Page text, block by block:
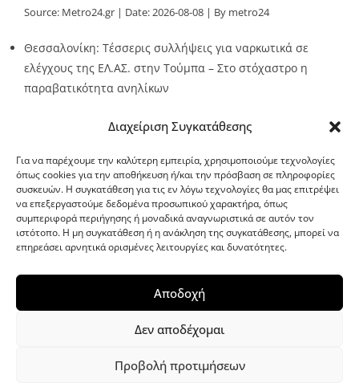
Διαχείριση Συγκατάθεσης
Για να παρέχουμε την καλύτερη εμπειρία, χρησιμοποιούμε τεχνολογίες
όπως cookies για την αποθήκευση ή/και την πρόσβαση σε πληροφορίες
συσκευών. Η συγκατάθεση για τις εν λόγω τεχνολογίες θα μας επιτρέψει
να επεξεργαστούμε δεδομένα προσωπικού χαρακτήρα, όπως
συμπεριφορά περιήγησης ή μοναδικά αναγνωριστικά σε αυτόν τον
ιστότοπο. Η μη συγκατάθεση ή η ανάκληση της συγκατάθεσης, μπορεί να
επηρεάσει αρνητικά ορισμένες λειτουργίες και δυνατότητες.
Αποδοχή
Δεν αποδέχομαι
Προβολή προτιμήσεων
Source: Metro24.gr Date: 2026-08-08 By metro24
Θεσσαλονίκη: Τέσσερις συλλήψεις για ναρκωτικά σε
ελέγχους της ΕΛ.ΑΣ. στην Τούμπα – Στο στόχαστρο η
παραβατικότητα ανηλίκων
G-point.gr